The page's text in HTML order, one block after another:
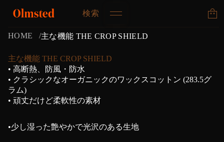
検索
HOME 主な機能 THE CROP SHIELD
主な機能 THE CROP SHIELD
• 高断熱、防風・防水
• クラシックなオーガニックのワックスコットン (283.5グ
ラム)
• 頑丈だけど柔軟性の素材
•少し湿った艶やかで光沢のある生地